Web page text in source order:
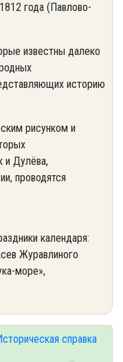
года (Павлово-
известны далеко
историю
рисунком и
и Дулёва,
проводятся
календаря:
Журавлиного
море»,
справка